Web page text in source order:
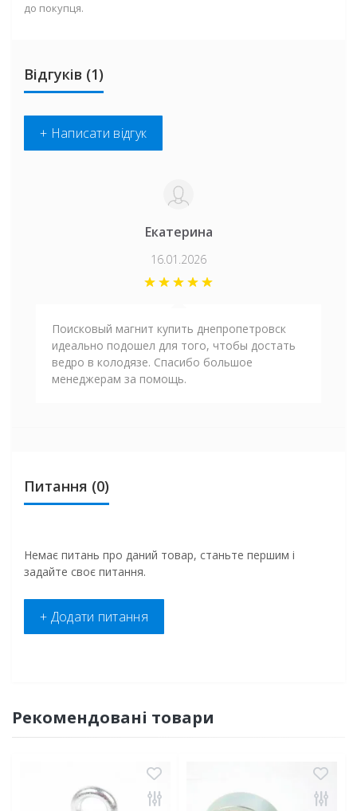
до покупця.
Відгуків (1)
+ Написати відгук
Екатерина
16.01.2026
Поисковый магнит купить днепропетровск
идеально подошел для того, чтобы достать
ведро в колодязе. Спасибо большое
менеджерам за помощь.
Питання (0)
Немає питань про даний товар, станьте першим і
задайте своє питання.
+ Додати питання
Рекомендовані товари